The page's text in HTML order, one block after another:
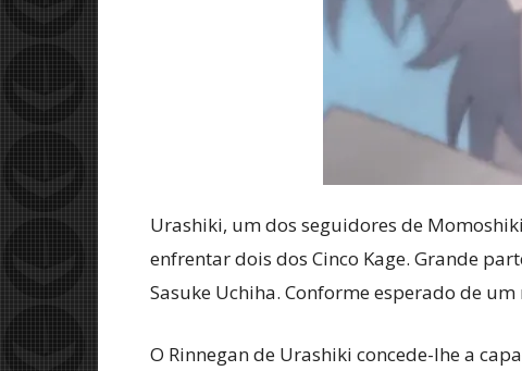
Urashiki, um dos seguidores de
enfrentar dois dos Cinco Kage. Grande
Sasuke Uchiha. Conforme esperado de
O Rinnegan de Urashiki concede-lhe a